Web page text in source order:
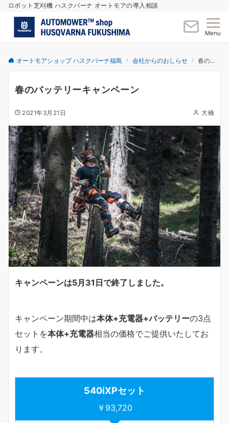
ロボット芝刈機 ハスクバーナ オートモアの導入相談
Menu
オートモアショップ ハスクバーナ福島 会社からのおしらせ 春のバッテリーキャンペーン
春のバッテリーキャンペーン
2021年3月21日 大橋
キャンペーンは5月31日で終了しました。
キャンペーン期間中は本体+充電器+バッテリーの3点
セットを本体+充電器相当の価格でご提供いたしてお
ります。
540iXPセット
￥93,720